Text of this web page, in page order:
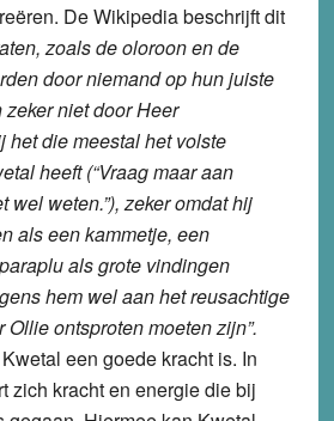
De Wikipedia beschrijft dit
zoals de oloroon en de
door niemand op hun juiste
niet door Heer
het die meestal het volste
heeft (“Vraag maar aan
wel weten.”), zeker omdat hij
als een kammetje, een
als grote vindingen
hem wel aan het reusachtige
ontsproten moeten zijn”.
een goede kracht is. In
zich kracht en energie die bij